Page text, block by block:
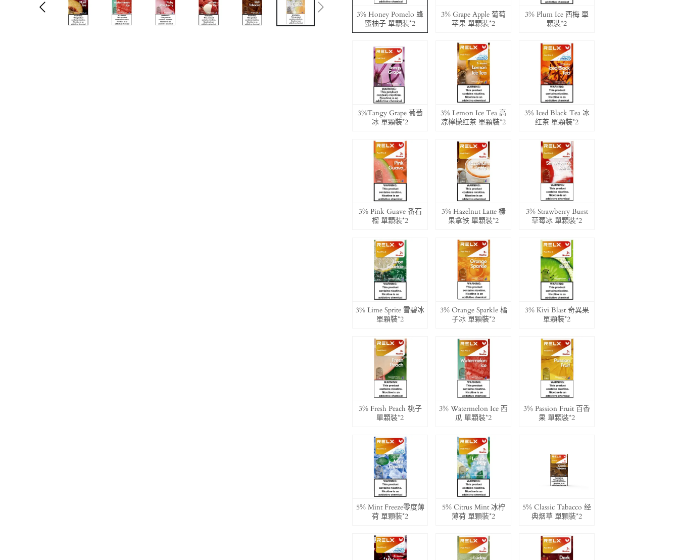
3% Honey Pomelo 蜂
蜜柚子 單顆裝*2
3% Grape Apple 葡萄
苹果 單顆裝*2
3% Plum Ice 西梅 單
顆裝*2
3%Tangy Grape 葡萄
冰 單顆裝*2
3% Lemon Ice Tea 高
凉檸檬红茶 單顆裝*2
3% Iced Black Tea 冰
红茶 單顆裝*2
3% Pink Guave 番石
榴 單顆裝*2
3% Hazelnut Latte 榛
果拿铁 單顆裝*2
3% Strawberry Burst
草莓冰 單顆裝*2
3% Lime Sprite 雪碧冰
單顆裝*2
3% Orange Sparkle 橘
子冰 單顆裝*2
3% Kivi Blast 奇異果
單顆裝*2
3% Fresh Peach 桃子
單顆裝*2
3% Watermelon Ice 西
瓜 單顆裝*2
3% Passion Fruit 百香
果 單顆裝*2
5% Mint Freeze零度薄
荷 單顆裝*2
5% Citrus Mint 冰柠
薄荷 單顆裝*2
5% Classic Tabacco 经
典烟草 單顆裝*2